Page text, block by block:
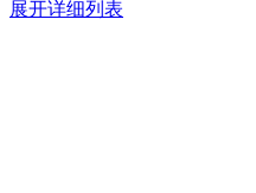
展开详细列表